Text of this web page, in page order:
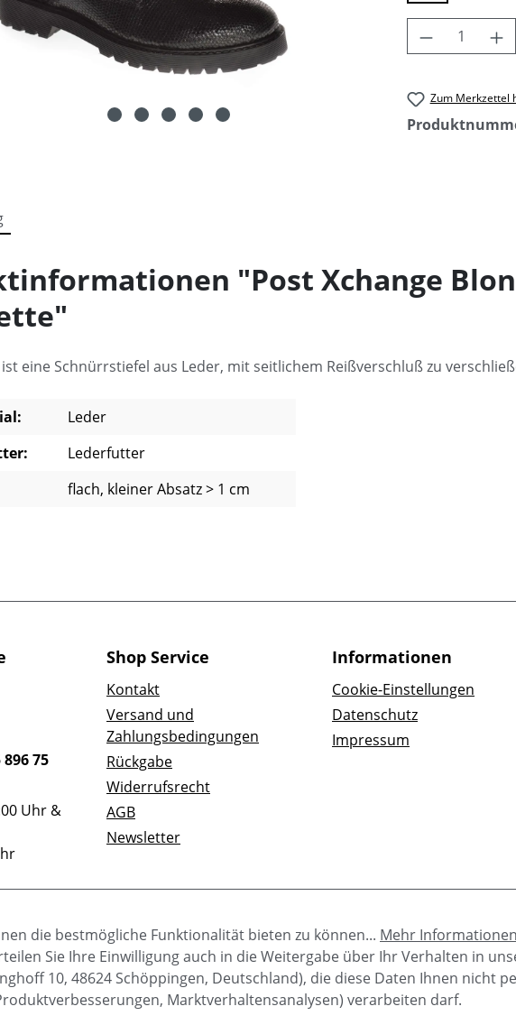
Produkt
Zum Merkzettel
"Post Xchange
eine Schnürrstiefel aus Leder, mit seitlichem Reißverschluß zu
Leder
Lederfutter
flach, kleiner Absatz > 1 cm
75
Uhr &
Shop Service
Kontakt
Versand und
Zahlungsbedingungen
Rückgabe
Widerrufsrecht
AGB
Newsletter
Informationen
Cookie-Einstellungen
Datenschutz
Impressum
die bestmögliche Funktionalität bieten zu können... Mehr Informationen
Sie Ihre Einwilligung auch in die Weitergabe über Ihr Verhalten in
10, 48624 Schöppingen, Deutschland), die diese Daten Ihnen nicht
Marktverhaltensanalysen) verarbeiten darf.